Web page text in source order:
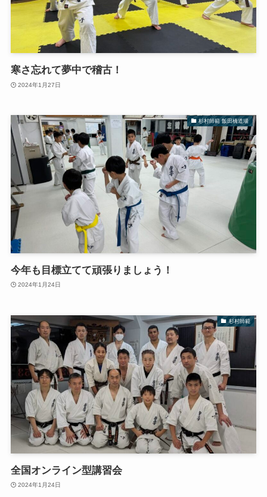
寒さ忘れて夢中で稽古！
2024年1月27日
杉村師範 飯田橋道場
今年も目標立てて頑張りましょう！
2024年1月24日
杉村師範
全国オンライン型講習会
2024年1月24日